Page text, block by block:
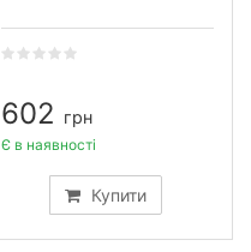
602 грн
Купити
Є в наявності